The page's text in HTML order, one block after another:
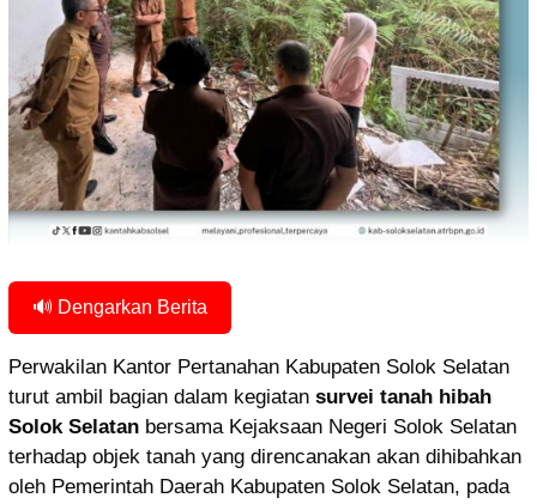
🔊 Dengarkan Berita
Perwakilan Kantor Pertanahan Kabupaten Solok Selatan
turut ambil bagian dalam kegiatan survei tanah hibah
Solok Selatan bersama Kejaksaan Negeri Solok Selatan
terhadap objek tanah yang direncanakan akan dihibahkan
oleh Pemerintah Daerah Kabupaten Solok Selatan, pada